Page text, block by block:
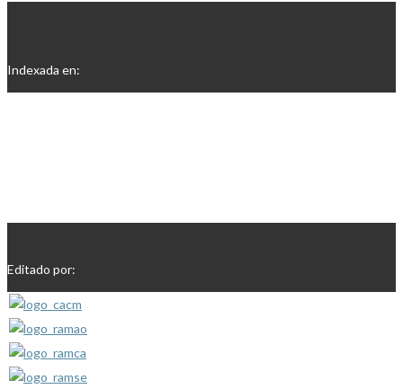
Indexada en:
Editado por: